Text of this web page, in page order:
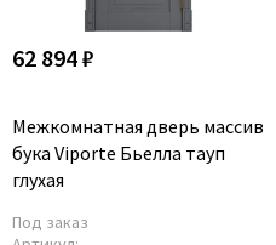
62 894 ₽
Межкомнатная дверь массив
бука Viporte Бьелла тауп
глухая
Под заказ